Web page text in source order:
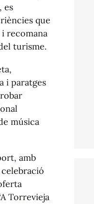
es
que
recomana
turisme.
i paratges
música
amb
Torrevieja